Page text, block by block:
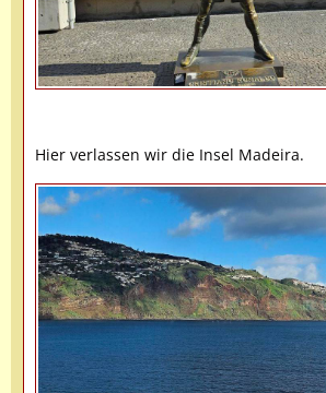
Hier verlassen wir die Insel Madeira.